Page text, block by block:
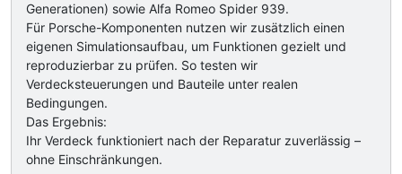
Generationen) sowie Alfa Romeo Spider 939.
Für Porsche-Komponenten nutzen wir zusätzlich einen
eigenen Simulationsaufbau, um Funktionen gezielt und
reproduzierbar zu prüfen. So testen wir
Verdecksteuerungen und Bauteile unter realen
Bedingungen.
Das Ergebnis:
Ihr Verdeck funktioniert nach der Reparatur zuverlässig –
ohne Einschränkungen.